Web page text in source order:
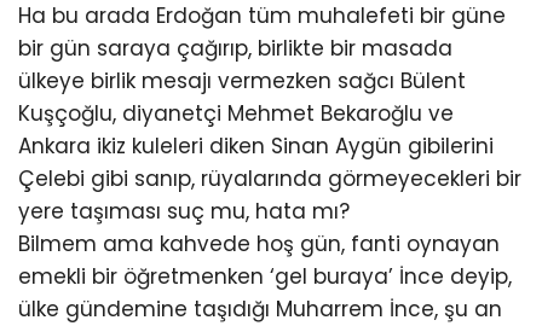
Ha bu arada Erdoğan tüm muhalefeti bir güne
bir gün saraya çağırıp, birlikte bir masada
ülkeye birlik mesajı vermezken sağcı Bülent
Kuşçoğlu, diyanetçi Mehmet Bekaroğlu ve
Ankara ikiz kuleleri diken Sinan Aygün gibilerini
Çelebi gibi sanıp, rüyalarında görmeyecekleri bir
yere taşıması suç mu, hata mı?
Bilmem ama kahvede hoş gün, fanti oynayan
emekli bir öğretmenken ‘gel buraya’ İnce deyip,
ülke gündemine taşıdığı Muharrem İnce, şu an